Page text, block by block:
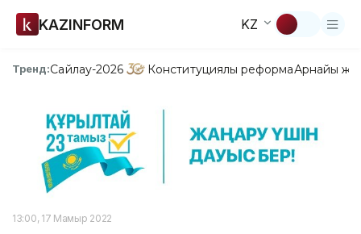
KAZINFORM KZ
Тренд:Сайлау-2026 Конституциялық реформаАрнайы
13:00, 17 Мамыр 2022